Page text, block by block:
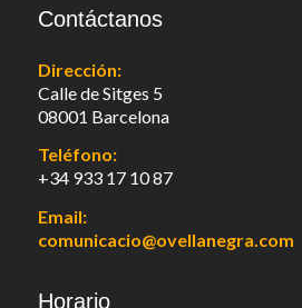
Contáctanos
Dirección:
Calle de Sitges 5
08001 Barcelona
Teléfono:
+34 933 17 10 87
Email:
comunicacio@ovellanegra.com
Horario